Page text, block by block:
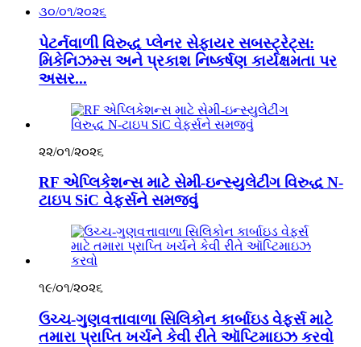
૩૦/૦૧/૨૦૨૬
પેટર્નવાળી વિરુદ્ધ પ્લેનર સેફાયર સબસ્ટ્રેટ્સ:
મિકેનિઝમ્સ અને પ્રકાશ નિષ્કર્ષણ કાર્યક્ષમતા પર
અસર...
૨૨/૦૧/૨૦૨૬
RF એપ્લિકેશન્સ માટે સેમી-ઇન્સ્યુલેટીંગ વિરુદ્ધ N-
ટાઇપ SiC વેફર્સને સમજવું
૧૯/૦૧/૨૦૨૬
ઉચ્ચ-ગુણવત્તાવાળા સિલિકોન કાર્બાઇડ વેફર્સ માટે
તમારા પ્રાપ્તિ ખર્ચને કેવી રીતે ઑપ્ટિમાઇઝ કરવો